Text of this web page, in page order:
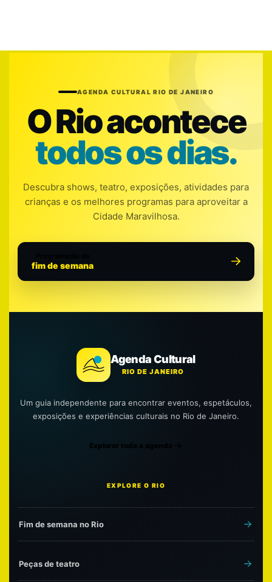
AGENDA CULTURAL RIO DE JANEIRO
O Rio acontece
todos os dias.
Descubra shows, teatro, exposições, atividades para
crianças e os melhores programas para aproveitar a
Cidade Maravilhosa.
fim de semana
Agenda Cultural
RIO DE JANEIRO
Um guia independente para encontrar eventos, espetáculos,
exposições e experiências culturais no Rio de Janeiro.
Explorar toda a agenda
EXPLORE O RIO
Fim de semana no Rio
Peças de teatro